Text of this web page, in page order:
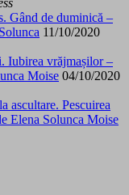
Gând de duminică –
11/10/2020
Iubirea vrăjmașilor –
Moise 04/10/2020
ascultare. Pescuirea
Elena Solunca Moise